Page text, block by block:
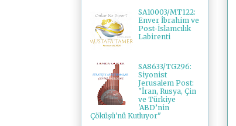
SA10003/MT122:
Enver İbrahim ve
Post-İslamcılık
Labirenti
SA8633/TG296:
Siyonist
Jerusalem Post:
"İran, Rusya, Çin
ve Türkiye
'ABD’nin
Çöküşü'nü Kutluyor"